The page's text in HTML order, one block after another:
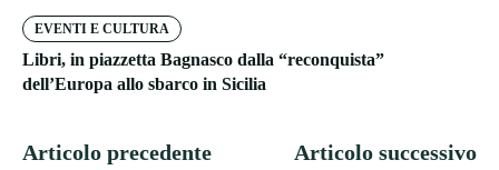
EVENTI E CULTURA
Libri, in piazzetta Bagnasco dalla “reconquista”
dell’Europa allo sbarco in Sicilia
Articolo precedente Articolo successivo